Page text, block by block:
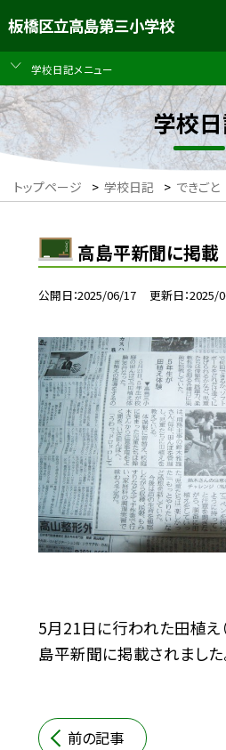
板橋区立高島第三小学校
学校日記メニュー
学校
トップページ > 学校日記 > できごと
高島平新聞に掲
公開日 2025/06/17 更新日 2025/
5月21日に行われた田植え
島平新聞に掲載されました
前の記事